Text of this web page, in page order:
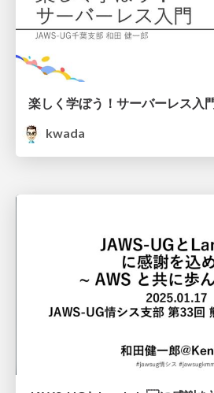
楽しく学ぼう！ サーバーレス入
kwada